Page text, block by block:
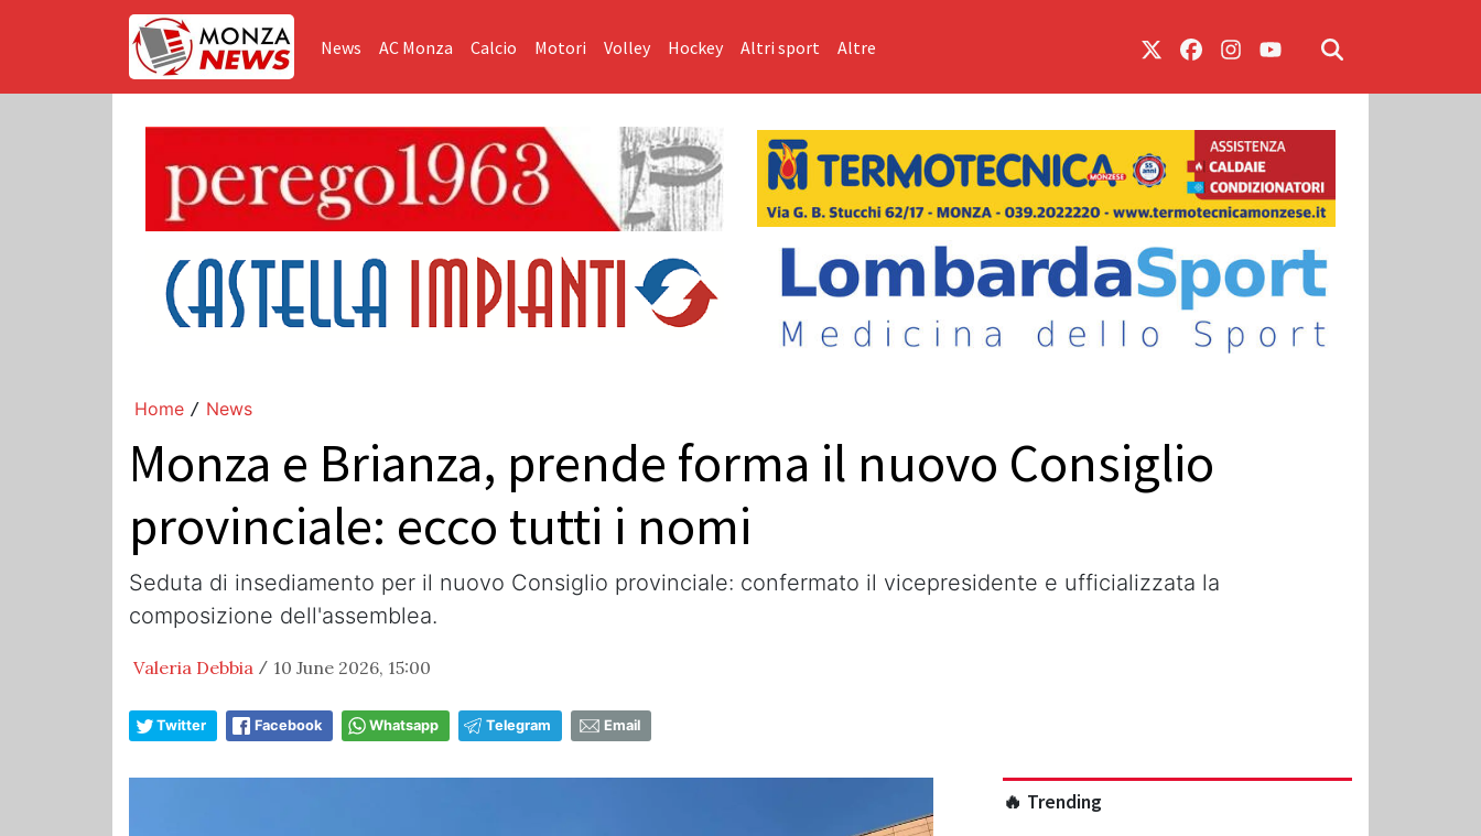
News AC Monza Calcio Motori Volley Hockey Altri sport Altre
Home / News
Monza e Brianza, prende forma il nuovo Consiglio
provinciale: ecco tutti i nomi
Seduta di insediamento per il nuovo Consiglio provinciale: confermato il vicepresidente e ufficializzata la
composizione dell'assemblea.
Valeria Debbia / 10 June 2026, 15:00
Twitter Facebook Whatsapp Telegram Email
🔥 Trending